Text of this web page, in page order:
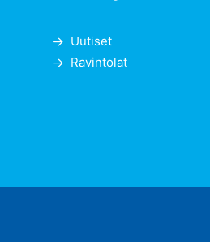
Uutiset
Ravintolat